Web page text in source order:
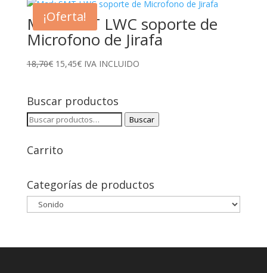
era:
52,00€.
es:
43,00€.
¡Oferta!
Mark SMT LWC soporte de
Microfono de Jirafa
18,70€ El
era:
18,70€.
15,45€El
es:
15,45€.
IVA INCLUIDO
Buscar productos
Buscar
Buscar
Carrito
Categorías de productos